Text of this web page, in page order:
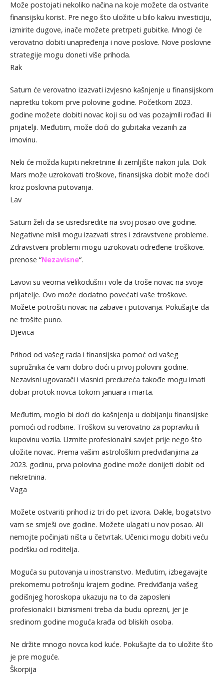
Može postojati nekoliko načina na koje možete da ostvarite
finansijsku korist. Pre nego što uložite u bilo kakvu investiciju,
izmirite dugove, inače možete pretrpeti gubitke. Mnogi će
verovatno dobiti unapređenja i nove poslove. Nove poslovne
strategije mogu doneti više prihoda.
Rak
Saturn će verovatno izazvati izvjesno kašnjenje u finansijskom
napretku tokom prve polovine godine. Početkom 2023.
godine možete dobiti novac koji su od vas pozajmili rođaci ili
prijatelji. Međutim, može doći do gubitaka vezanih za
imovinu.
Neki će možda kupiti nekretnine ili zemljište nakon jula. Dok
Mars može uzrokovati troškove, finansijska dobit može doći
kroz poslovna putovanja.
Lav
Saturn želi da se usredsredite na svoj posao ove godine.
Negativne misli mogu izazvati stres i zdravstvene probleme.
Zdravstveni problemi mogu uzrokovati određene troškove.
prenose “Nezavisne“.
Lavovi su veoma velikodušni i vole da troše novac na svoje
prijatelje. Ovo može dodatno povećati vaše troškove.
Možete potrošiti novac na zabave i putovanja. Pokušajte da
ne trošite puno.
Djevica
Prihod od vašeg rada i finansijska pomoć od vašeg
supružnika će vam dobro doći u prvoj polovini godine.
Nezavisni ugovarači i vlasnici preduzeća takođe mogu imati
dobar protok novca tokom januara i marta.
Međutim, moglo bi doći do kašnjenja u dobijanju finansijske
pomoći od rodbine. Troškovi su verovatno za popravku ili
kupovinu vozila. Uzmite profesionalni savjet prije nego što
uložite novac. Prema vašim astrološkim predviđanjima za
2023. godinu, prva polovina godine može donijeti dobit od
nekretnina.
Vaga
Možete ostvariti prihod iz tri do pet izvora. Dakle, bogatstvo
vam se smješi ove godine. Možete ulagati u nov posao. Ali
nemojte počinjati ništa u četvrtak. Učenici mogu dobiti veću
podršku od roditelja.
Moguća su putovanja u inostranstvo. Međutim, izbegavajte
prekomernu potrošnju krajem godine. Predviđanja vašeg
godišnjeg horoskopa ukazuju na to da zaposleni
profesionalci i biznismeni treba da budu oprezni, jer je
sredinom godine moguća krađa od bliskih osoba.
Ne držite mnogo novca kod kuće. Pokušajte da to uložite što
je pre moguće.
Škorpija